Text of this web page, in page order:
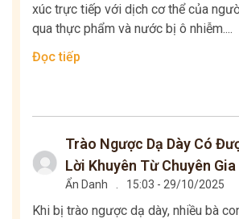
xúc trực tiếp với dịch cơ thể của
qua thực phẩm và nước bị ô nhiễm....
Đọc tiếp
Trào Ngược Dạ Dày Có
Lời Khuyên Từ Chuyên Gia
Ẩn Danh 15:03 - 29/10/2025
Khi bị trào ngược dạ dày, nhiều bà